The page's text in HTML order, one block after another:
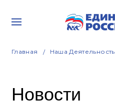
Главная Наша Деятельность
Новости